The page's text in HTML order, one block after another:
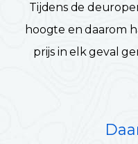
Tijdens de
hoogte en daarom
prijs in elk geval